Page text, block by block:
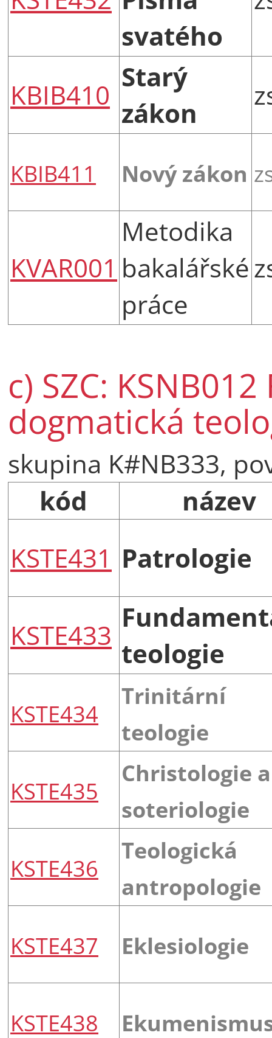
svatého
KBIB410
Starý
zákon
KBIB411 Nový zákon
KVAR001
Metodika
bakalářské
práce
c) SZC:
dogmatická
skupina K#NB333,
kód
název
KSTE431 Patrologie
KSTE433
teologie
KSTE434
Trinitární
teologie
KSTE435
Christologie a
soteriologie
KSTE436
Teologická
antropologie
KSTE437 Eklesiologie
KSTE438